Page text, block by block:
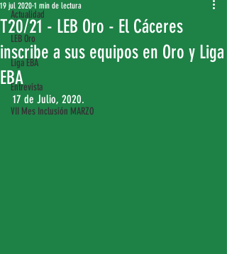
Actualidad
LEB Oro
Liga EBA
Entrevista
VII Mes Inclusión MARZO
T20/21 - LEB Oro - El Cáceres
inscribe a sus equipos en Oro y Liga
EBA
19 jul 2020 1 min de lectura
17 de Julio, 2020.